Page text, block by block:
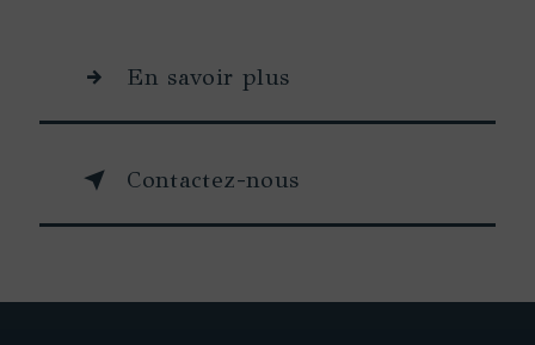
En savoir plus
Contactez-nous